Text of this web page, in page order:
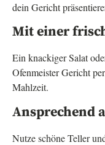
dein Gericht
Mit einer
Ein knackiger Salat
Ofenmeister Gericht
Mahlzeit.
Ansprechend
Nutze schöne Teller